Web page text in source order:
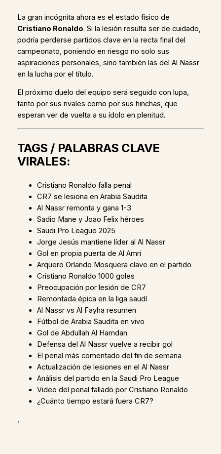
La gran incógnita ahora es el estado físico de
Cristiano Ronaldo. Si la lesión resulta ser de cuidado,
podría perderse partidos clave en la recta final del
campeonato, poniendo en riesgo no solo sus
aspiraciones personales, sino también las del Al Nassr
en la lucha por el título.
El próximo duelo del equipo será seguido con lupa,
tanto por sus rivales como por sus hinchas, que
esperan ver de vuelta a su ídolo en plenitud.
TAGS / PALABRAS CLAVE
VIRALES:
Cristiano Ronaldo falla penal
CR7 se lesiona en Arabia Saudita
Al Nassr remonta y gana 1-3
Sadio Mane y Joao Felix héroes
Saudi Pro League 2025
Jorge Jesús mantiene líder al Al Nassr
Gol en propia puerta de Al Amri
Arquero Orlando Mosquera clave en el partido
Cristiano Ronaldo 1000 goles
Preocupación por lesión de CR7
Remontada épica en la liga saudí
Al Nassr vs Al Fayha resumen
Fútbol de Arabia Saudita en vivo
Gol de Abdullah Al Hamdan
Defensa del Al Nassr vuelve a recibir gol
El penal más comentado del fin de semana
Actualización de lesiones en el Al Nassr
Análisis del partido en la Saudi Pro League
Video del penal fallado por Cristiano Ronaldo
¿Cuánto tiempo estará fuera CR7?
,